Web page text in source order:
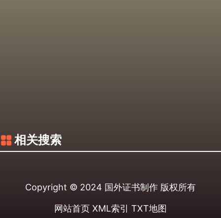
相关搜索
Copyright © 2024 国外证书制作 版权所有
网站首页 XML索引 TXT地图